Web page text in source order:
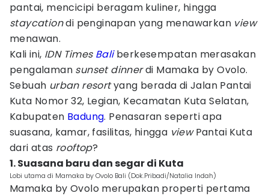
pantai, mencicipi beragam kuliner, hingga
staycationdi penginapan yang menawarkan view
menawan.
Kali ini, IDN Times Baliberkesempatan merasakan
pengalaman sunset dinnerdi Mamaka by Ovolo.
Sebuah urban resortyang berada di Jalan Pantai
Kuta Nomor 32, Legian, Kecamatan Kuta Selatan,
Kabupaten Badung. Penasaran seperti apa
suasana, kamar, fasilitas, hingga viewPantai Kuta
dari atas rooftop?
1. Suasana baru dan segar di Kuta
Lobi utama di Mamaka by Ovolo Bali (Dok.Pribadi/Natalia Indah)
Mamaka by Ovolo merupakan properti pertama